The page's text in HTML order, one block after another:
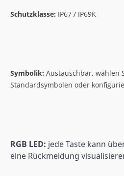
Schutzklasse: IP67 / IP69K
Symbolik: Austauschbar, wählen
Standardsymbolen oder
RGB LED: jede Taste kann
eine Rückmeldung